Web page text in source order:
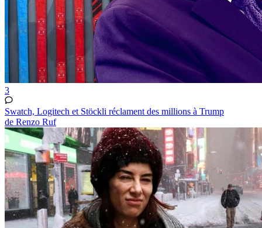
3
Swatch, Logitech et Stöckli réclament des millions à Trump
de Renzo Ruf